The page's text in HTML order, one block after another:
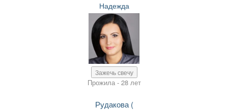
Надежда
Зажечь свечу
Прожила - 28 лет
Рудакова (